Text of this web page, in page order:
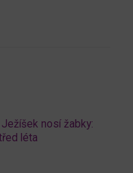
Ježíšek nosí žabky:
léta